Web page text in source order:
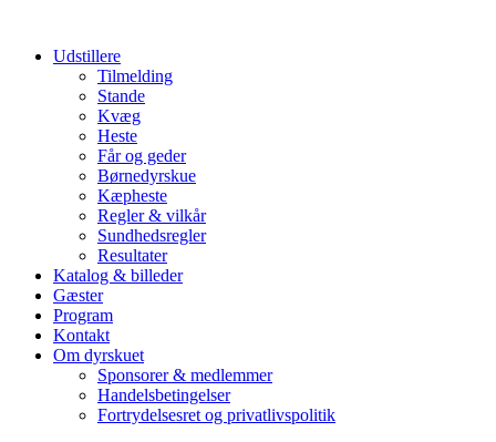
Udstillere
Tilmelding
Stande
Kvæg
Heste
Får og geder
Børnedyrskue
Kæpheste
Regler & vilkår
Sundhedsregler
Resultater
Katalog & billeder
Gæster
Program
Kontakt
Om dyrskuet
Sponsorer & medlemmer
Handelsbetingelser
Fortrydelsesret og privatlivspolitik